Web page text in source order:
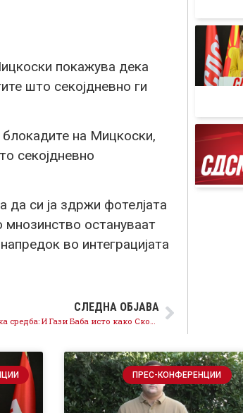
покажува дека
што секојдневно ги
на Мицкоски,
секојдневно
си ја здржи фотелјата
остануваат
во интеграцијата
СЛЕДНА ОБЈАВА
ПРЕС-КОНФЕРЕНЦИИ